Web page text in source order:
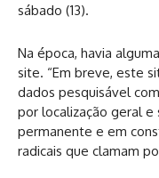
sábado (13).
Na época, havia
site. “Em breve, este
dados pesquisável
por localização geral
permanente e em
radicais que clamam